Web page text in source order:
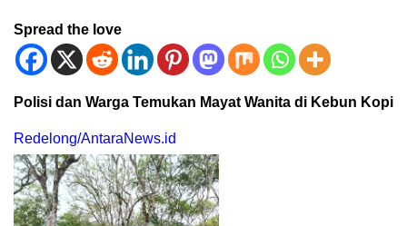
Spread the love
Polisi dan Warga Temukan Mayat Wanita di Kebun Kopi
Redelong/AntaraNews.id